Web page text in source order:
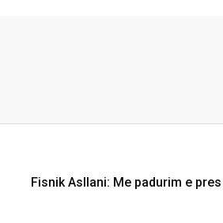
Fisnik Asllani: Me padurim e